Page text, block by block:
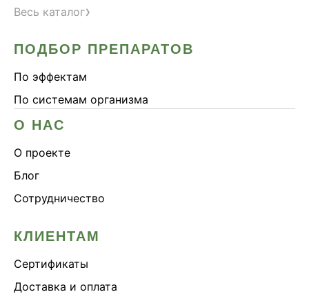
Весь каталог›
ПОДБОР ПРЕПАРАТОВ
По эффектам
По системам организма
О НАС
О проекте
Блог
Сотрудничество
КЛИЕНТАМ
Сертификаты
Доставка и оплата